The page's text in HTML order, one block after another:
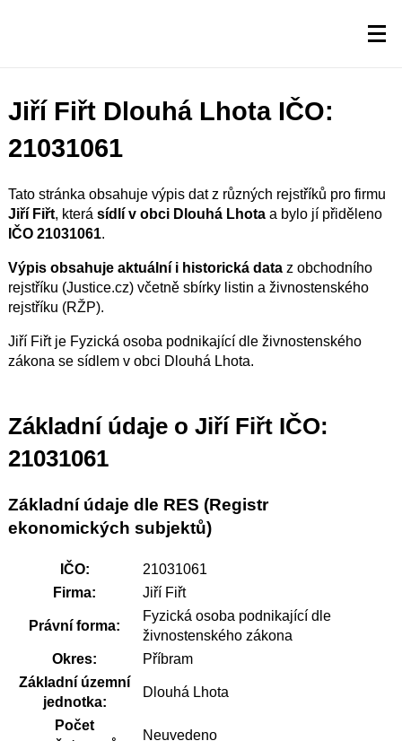
Jiří Fiřt Dlouhá Lhota IČO:
21031061
Tato stránka obsahuje výpis dat z různých rejstříků pro firmu
Jiří Fiřt, která sídlí v obci Dlouhá Lhotaa bylo jí přiděleno
IČO 21031061.
Výpis obsahuje aktuální i historická dataz obchodního
rejstříku (Justice.cz) včetně sbírky listin a živnostenského
rejstříku (RŽP).
Jiří Fiřt je Fyzická osoba podnikající dle živnostenského
zákona se sídlem v obci Dlouhá Lhota.
Základní údaje o Jiří Fiřt IČO:
21031061
Základní údaje dle RES (Registr
ekonomických subjektů)
IČO:
21031061
Firma:
Jiří Fiřt
Právní forma:
Fyzická osoba podnikající dle
živnostenského zákona
Okres:
Příbram
Základní územní
jednotka:
Dlouhá Lhota
Počet
Neuvedeno